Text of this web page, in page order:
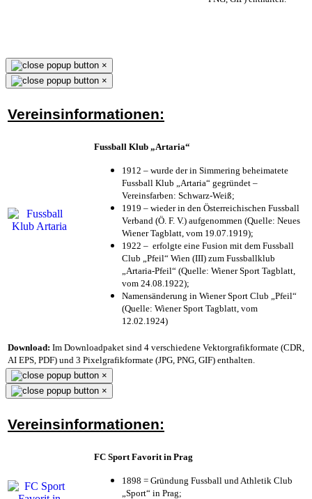
×
×
Vereinsinformationen:
Fussball Klub „Artaria“
1912 – wurde der in Simmering beheimatete
Fussball Klub „Artaria“ gegründet –
Vereinsfarben: Schwarz-Weiß;
1919 – wieder in den Österreichischen Fussball
Verband (Ö. F. V.) aufgenommen (Quelle: Neues
Wiener Tagblatt, vom 19.07.1919);
1922 – erfolgte eine Fusion mit dem Fussball
Club „Pfeil“ Wien (III) zum Fussballklub
„Artaria-Pfeil“ (Quelle: Wiener Sport Tagblatt,
vom 24.08.1922);
Namensänderung in Wiener Sport Club „Pfeil“
(Quelle: Wiener Sport Tagblatt, vom
12.02.1924)
Download: Im Downloadpaket sind 4 verschiedene Vektorgrafikformate (CDR,
AI EPS, PDF) und 3 Pixelgrafikformate (JPG, PNG, GIF) enthalten.
×
×
Vereinsinformationen:
FC Sport Favorit in Prag
1898 = Gründung Fussball und Athletik Club
„Sport“ in Prag;